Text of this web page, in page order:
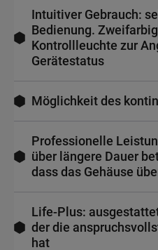
Intuitiver Gebrauch:
Bedienung.
Kontrollleuchte zur
Gerätestatus
Möglichkeit des
Professionelle
über längere Dauer
dass das Gehäuse
Life-Plus:
der die
hat